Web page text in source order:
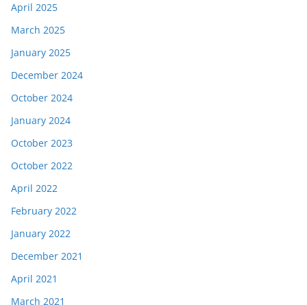
April 2025
March 2025
January 2025
December 2024
October 2024
January 2024
October 2023
October 2022
April 2022
February 2022
January 2022
December 2021
April 2021
March 2021